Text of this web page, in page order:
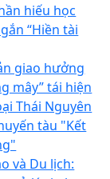
hiếu học
“Hiền tài
giao hưởng
mây” tái hiện
Thái Nguyên
tàu "Kết
và Du lịch: